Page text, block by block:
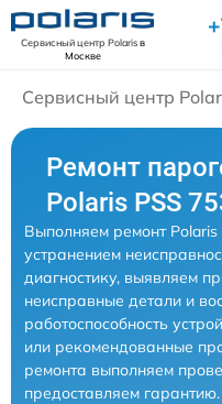
Сервисный центр Polarisв
Москве
Сервисный центр
Ремонт
Polaris PSS
Выполняем ремонт
устранением
диагностику, выявляем
неисправные детали и
работоспособность
или рекомендованные
ремонта выполняем
предоставляем гарантию.